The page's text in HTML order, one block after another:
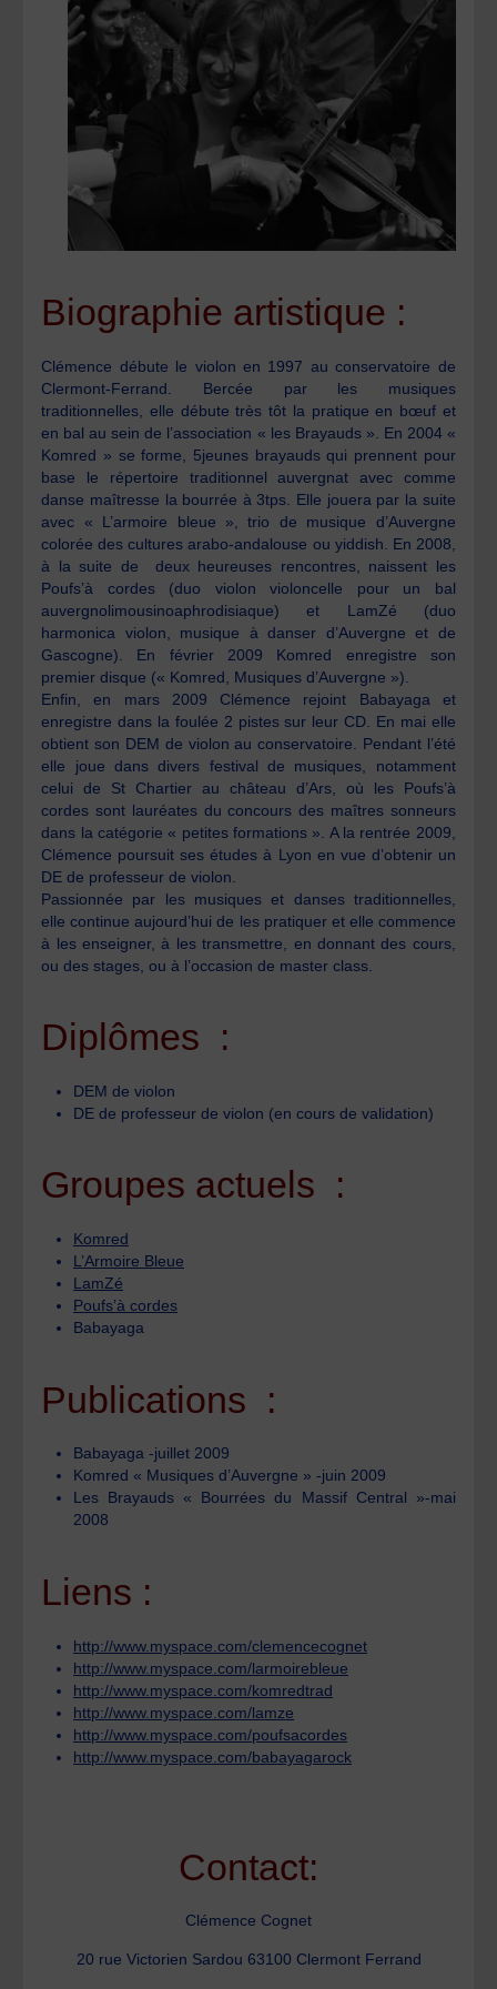
Biographie artistique :
Clémence débute le violon en 1997 au conservatoire de
Clermont-Ferrand. Bercée par les musiques
traditionnelles, elle débute très tôt la pratique en bœuf et
en bal au sein de l’association « les Brayauds ». En 2004 «
Komred » se forme, 5jeunes brayauds qui prennent pour
base le répertoire traditionnel auvergnat avec comme
danse maîtresse la bourrée à 3tps. Elle jouera par la suite
avec « L’armoire bleue », trio de musique d’Auvergne
colorée des cultures arabo-andalouse ou yiddish. En 2008,
à la suite de deux heureuses rencontres, naissent les
Poufs’à cordes (duo violon violoncelle pour un bal
auvergnolimousinoaphrodisiaque) et LamZé (duo
harmonica violon, musique à danser d’Auvergne et de
Gascogne). En février 2009 Komred enregistre son
premier disque (« Komred, Musiques d’Auvergne »).
Enfin, en mars 2009 Clémence rejoint Babayaga et
enregistre dans la foulée 2 pistes sur leur CD. En mai elle
obtient son DEM de violon au conservatoire. Pendant l’été
elle joue dans divers festival de musiques, notamment
celui de St Chartier au château d’Ars, où les Poufs’à
cordes sont lauréates du concours des maîtres sonneurs
dans la catégorie « petites formations ». A la rentrée 2009,
Clémence poursuit ses études à Lyon en vue d’obtenir un
DE de professeur de violon.
Passionnée par les musiques et danses traditionnelles,
elle continue aujourd’hui de les pratiquer et elle commence
à les enseigner, à les transmettre, en donnant des cours,
ou des stages, ou à l’occasion de master class.
Diplômes :
DEM de violon
DE de professeur de violon (en cours de validation)
Groupes actuels :
Komred
L’Armoire Bleue
LamZé
Poufs’à cordes
Babayaga
Publications :
Babayaga -juillet 2009
Komred « Musiques d’Auvergne » -juin 2009
Les Brayauds « Bourrées du Massif Central »-mai
2008
Liens :
http://www.myspace.com/clemencecognet
http://www.myspace.com/larmoirebleue
http://www.myspace.com/komredtrad
http://www.myspace.com/lamze
http://www.myspace.com/poufsacordes
http://www.myspace.com/babayagarock
Contact:
Clémence Cognet
20 rue Victorien Sardou 63100 Clermont Ferrand